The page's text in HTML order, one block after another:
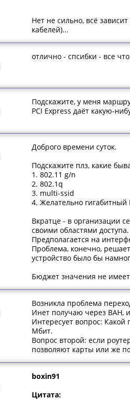
Нет не сильно, всё
кабелей)...
отлично - спсибки - все
Подскажите, у меня
PCI Express даёт какую-
Доброго времени суток.
Подскажите плз, какие
1. 802.11 g/n
2. 802.1q
3. multi-ssid
4. Желательно гигабитный
Вкратце - в организации
своими областями
Предполагается на
Проблема, конечно,
устройство было бы
Бюджет значения не
Возникла проблема
Инет получаю через ВАН,
Интересует вопрос: Какой
Мбит.
Вопрос второй: если
позволяют карты или же
boxin91
Цитата: